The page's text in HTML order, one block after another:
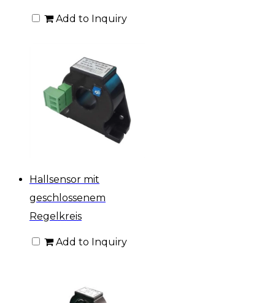
Add to Inquiry
Hallsensor mit
geschlossenem
Regelkreis
Add to Inquiry